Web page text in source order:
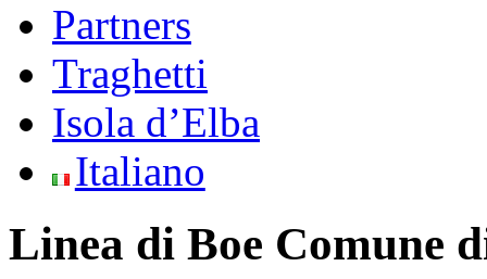
Partners
Traghetti
Isola d’Elba
Italiano
Linea di Boe Comune